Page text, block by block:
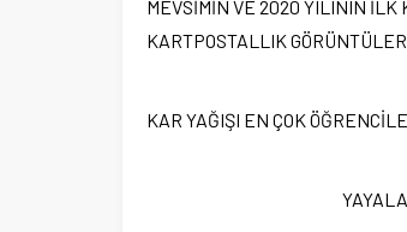
MEVSİMİN VE 2020 YILININ İLK
KARTPOSTALLIK
KAR YAĞIŞI EN ÇOK